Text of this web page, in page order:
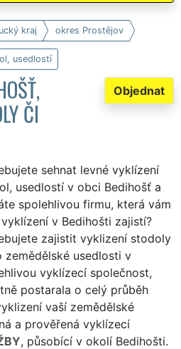
kraj okres Prostějov
usedlostí
Objednat
ČI
sehnat levné vyklízení
usedlostí v obci Bedihošť a
spolehlivou firmu, která vám
v Bedihošti zajistí?
zajistit vyklizení stodoly
zemědělské usedlosti v
vyklízecí společnost,
postarala o celý průběh
vaší zemědělské
a prověřená vyklízecí
, působící v okolí Bedihošti.